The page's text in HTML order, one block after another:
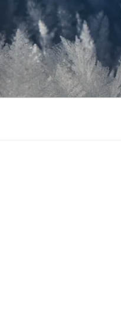
Inhalt
springen